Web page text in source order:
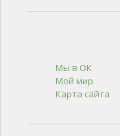
Мы в ОК
Мой мир
Карта сайта